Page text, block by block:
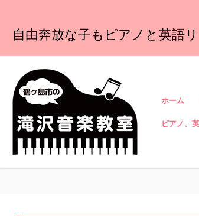
自由奔放な子もピアノと英語
ホーム
ピアノ、